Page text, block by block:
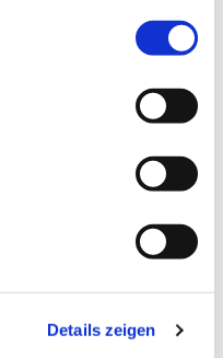
Details zeigen